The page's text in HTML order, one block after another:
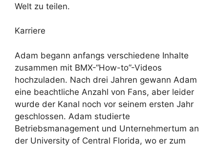
Welt zu teilen.
Karriere
Adam begann anfangs verschiedene Inhalte
zusammen mit BMX-“How-to”-Videos
hochzuladen. Nach drei Jahren gewann Adam
eine beachtliche Anzahl von Fans, aber leider
wurde der Kanal noch vor seinem ersten Jahr
geschlossen. Adam studierte
Betriebsmanagement und Unternehmertum an
der University of Central Florida, wo er zum